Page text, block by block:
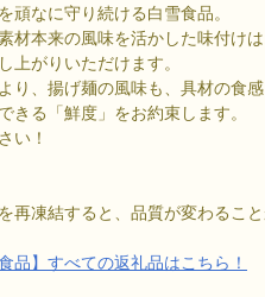
頑なに守り続ける白雪食品。
材本来の風味を活かした味付け
上がりいただけます。
り、揚げ麺の風味も、具材の食感
きる「鮮度」をお約束します。
い！
再凍結すると、品質が変わること
品】すべての返礼品はこちら！